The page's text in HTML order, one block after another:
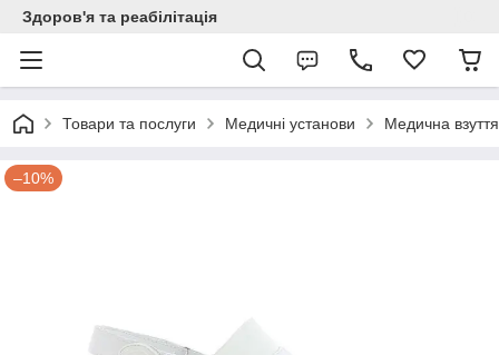
Здоров'я та реабілітація
Товари та послуги Медичні установи Медична взуття
–10%